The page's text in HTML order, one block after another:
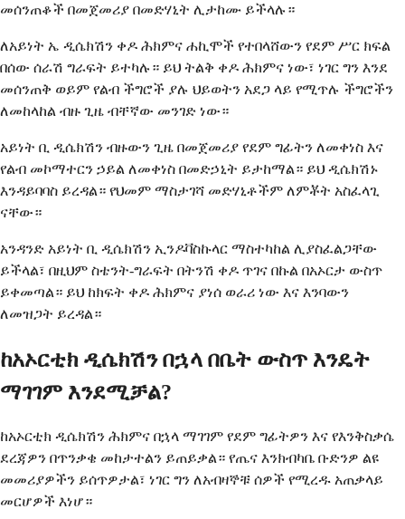
መሰንጠቆች በመጀመሪያ በመድሃኒት ሊታከሙ ይችላሉ።
ለአይነት ኤ ዲሴክሽን ቀዶ ሕክምና ሐኪሞች የተበላሸውን የደም ሥር ክፍል
በሰው ሰራሽ ግራፍት ይተካሉ። ይህ ትልቅ ቀዶ ሕክምና ነው፣ ነገር ግን እንደ
መሰንጠቅ ወይም የልብ ችግሮች ያሉ ህይወትን አደጋ ላይ የሚጥሉ ችግሮችን
ለመከላከል ብዙ ጊዜ ብቸኛው መንገድ ነው።
አይነት ቢ ዲሴክሽን ብዙውን ጊዜ በመጀመሪያ የደም ግፊትን ለመቀነስ እና
የልብ መኮማተርን ኃይል ለመቀነስ በመድኃኒት ይታከማል። ይህ ዲሴክሽኑ
እንዳይባባስ ይረዳል። የህመም ማስታገሻ መድሃኒቶችም ለምቾት አስፈላጊ
ናቸው።
አንዳንድ አይነት ቢ ዲሴክሽን ኢንዶቫስኩላር ማስተካከል ሊያስፈልጋቸው
ይችላል፣ በዚህም ስቴንት-ግራፍት በትንሽ ቀዶ ጥገና በኩል በአኦርታ ውስጥ
ይቀመጣል። ይህ ከክፍት ቀዶ ሕክምና ያነሰ ወራሪ ነው እና እንባውን
ለመዝጋት ይረዳል።
ከአኦርቲክ ዲሴክሽን በኋላ በቤት ውስጥ እንዴት
ማገገም እንደሚቻል?
ከአኦርቲክ ዲሴክሽን ሕክምና በኋላ ማገገም የደም ግፊትዎን እና የእንቅስቃሴ
ደረጃዎን በጥንቃቄ መከታተልን ይጠይቃል። የጤና እንክብካቤ ቡድንዎ ልዩ
መመሪያዎችን ይሰጥዎታል፣ ነገር ግን ለአብዛኞቹ ሰዎች የሚረዱ አጠቃላይ
መርሆዎች እነሆ።